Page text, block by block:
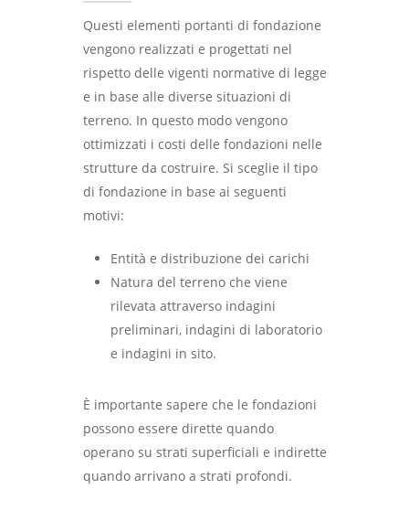
Questi elementi portanti di fondazione
vengono realizzati e progettati nel
rispetto delle vigenti normative di legge
e in base alle diverse situazioni di
terreno. In questo modo vengono
ottimizzati i costi delle fondazioni nelle
strutture da costruire. Si sceglie il tipo
di fondazione in base ai seguenti
motivi:
Entità e distribuzione dei carichi
Natura del terreno che viene
rilevata attraverso indagini
preliminari, indagini di laboratorio
e indagini in sito.
È importante sapere che le fondazioni
possono essere dirette quando
operano su strati superficiali e indirette
quando arrivano a strati profondi.